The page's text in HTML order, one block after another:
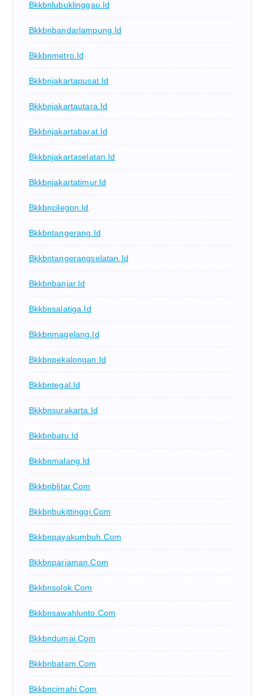
Bkkbnlubuklinggau.id
Bkkbnbandarlampung.id
Bkkbnmetro.id
Bkkbnjakartapusat.id
Bkkbnjakartautara.id
Bkkbnjakartabarat.id
Bkkbnjakartaselatan.id
Bkkbnjakartatimur.id
Bkkbncilegon.id
Bkkbntangerang.id
Bkkbntangerangselatan.id
Bkkbnbanjar.id
Bkkbnsalatiga.id
Bkkbnmagelang.id
Bkkbnpekalongan.id
Bkkbntegal.id
Bkkbnsurakarta.id
Bkkbnbatu.id
Bkkbnmalang.id
Bkkbnblitar.com
Bkkbnbukittinggi.com
Bkkbnpayakumbuh.com
Bkkbnpariaman.com
Bkkbnsolok.com
Bkkbnsawahlunto.com
Bkkbndumai.com
Bkkbnbatam.com
Bkkbncimahi.com